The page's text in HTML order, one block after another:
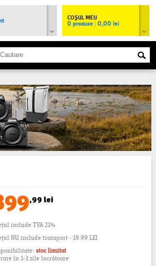
COŞUL MEU
0 produse|0,00 lei
,99 lei
include TVA 21%
NU include transport - 19.99 LEI
stoc limitat
în 1-3 zile lucrătoare